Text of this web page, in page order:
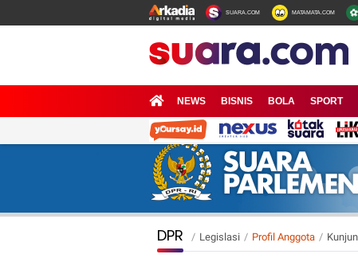
SUARA.COM MATAMATA.COM
NEWS BISNIS BOLA SPORT
DPR / Legislasi / Profil Anggota /